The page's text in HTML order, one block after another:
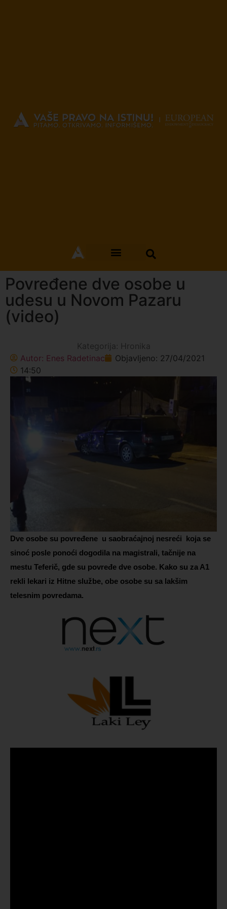
Povređene dve osobe u
udesu u Novom Pazaru
(video)
Kategorija: Hronika
Autor: Enes Radetinac Objavljeno: 27/04/2021
14:50
Dve osobe su povređene u saobraćajnoj nesreći koja se
sinoć posle ponoći dogodila na magistrali, tačnije na
mestu Teferič, gde su povređe dve osobe. Kako su za A1
rekli lekari iz Hitne službe, obe osobe su sa lakšim
telesnim povredama.